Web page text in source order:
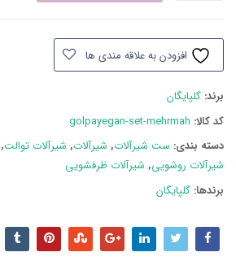
مدل
ماه
عدد
افزودن به علاقه مندی ها
برند: گلپایگان
کد کالا: golpayegan-set-mehrmah
دسته بند‌ی: ست شیرآلات, شیرآلات, شیرآلات توالت,
شیرآلات روشویی, شیرآلات ظرفشویی
برندها: گلپایگان